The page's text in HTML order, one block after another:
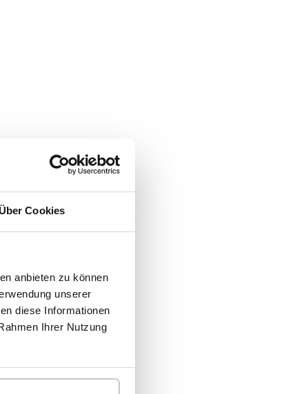
Über Cookies
anbieten zu können
unserer
diese Informationen
Ihrer Nutzung